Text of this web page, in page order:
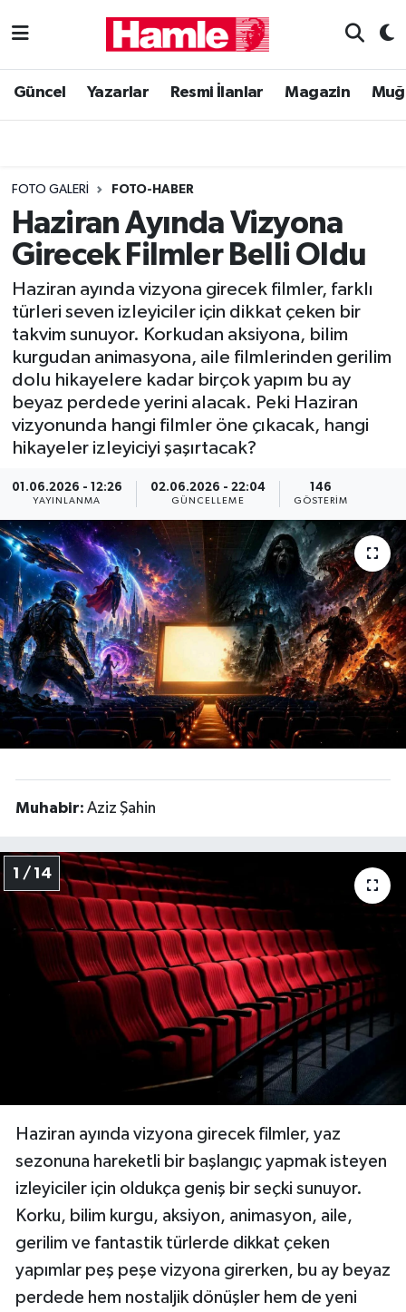
Güncel Yazarlar Resmi İlanlar Magazin
FOTO GALERI FOTO-HABER
Haziran Ayında Vizyona
Girecek Filmler Belli Oldu
Haziran ayında vizyona girecek filmler, farklı
türleri seven izleyiciler için dikkat çeken bir
takvim sunuyor. Korkudan aksiyona, bilim
kurgudan animasyona, aile filmlerinden gerilim
dolu hikayelere kadar birçok yapım bu ay
beyaz perdede yerini alacak. Peki Haziran
vizyonunda hangi filmler öne çıkacak, hangi
hikayeler izleyiciyi şaşırtacak?
01.06.2026 - 12:26
YAYINLANMA
02.06.2026 - 22:04
GÜNCELLEME
146
GÖSTERIM
Muhabir: Aziz Şahin
1 / 14
Haziran ayında vizyona girecek filmler, yaz
sezonuna hareketli bir başlangıç yapmak isteyen
izleyiciler için oldukça geniş bir seçki sunuyor.
Korku, bilim kurgu, aksiyon, animasyon, aile,
gerilim ve fantastik türlerde dikkat çeken
yapımlar peş peşe vizyona girerken, bu ay beyaz
perdede hem nostaljik dönüşler hem de yeni
Güncel
Magazin
Muğla Haber
Siyaset
Muğla Nöbetçi Eczaneler
Muğla Trafik Yoğunluk Haritası
Süper Lig Puan Durumu ve Fikstür
Tüm Manşetler
Son Dakika Haberleri
Haber Arşivi